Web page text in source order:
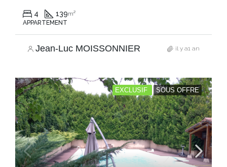
4 139m²
APPARTEMENT
Jean-Luc MOISSONNIER il y a1 an
EXCLUSIF SOUS OFFRE